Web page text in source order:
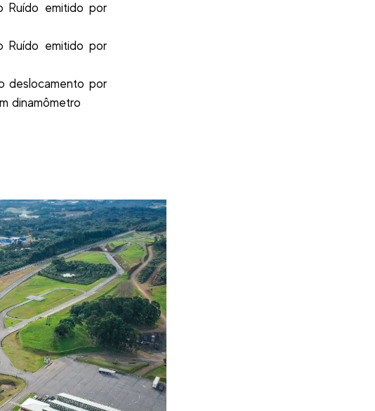
emitido por
emitido por
deslocamento por
dinamômetro